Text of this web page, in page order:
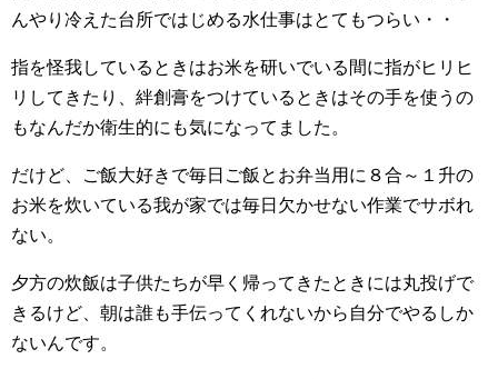
んやり冷えた台所ではじめる水仕事はとてもつらい・・
指を怪我しているときはお米を研いでいる間に指がヒリヒ
リしてきたり、絆創膏をつけているときはその手を使うの
もなんだか衛生的にも気になってました。
だけど、ご飯大好きで毎日ご飯とお弁当用に８合～１升の
お米を炊いている我が家では毎日欠かせない作業でサボれ
ない。
夕方の炊飯は子供たちが早く帰ってきたときには丸投げで
きるけど、朝は誰も手伝ってくれないから自分でやるしか
ないんです。